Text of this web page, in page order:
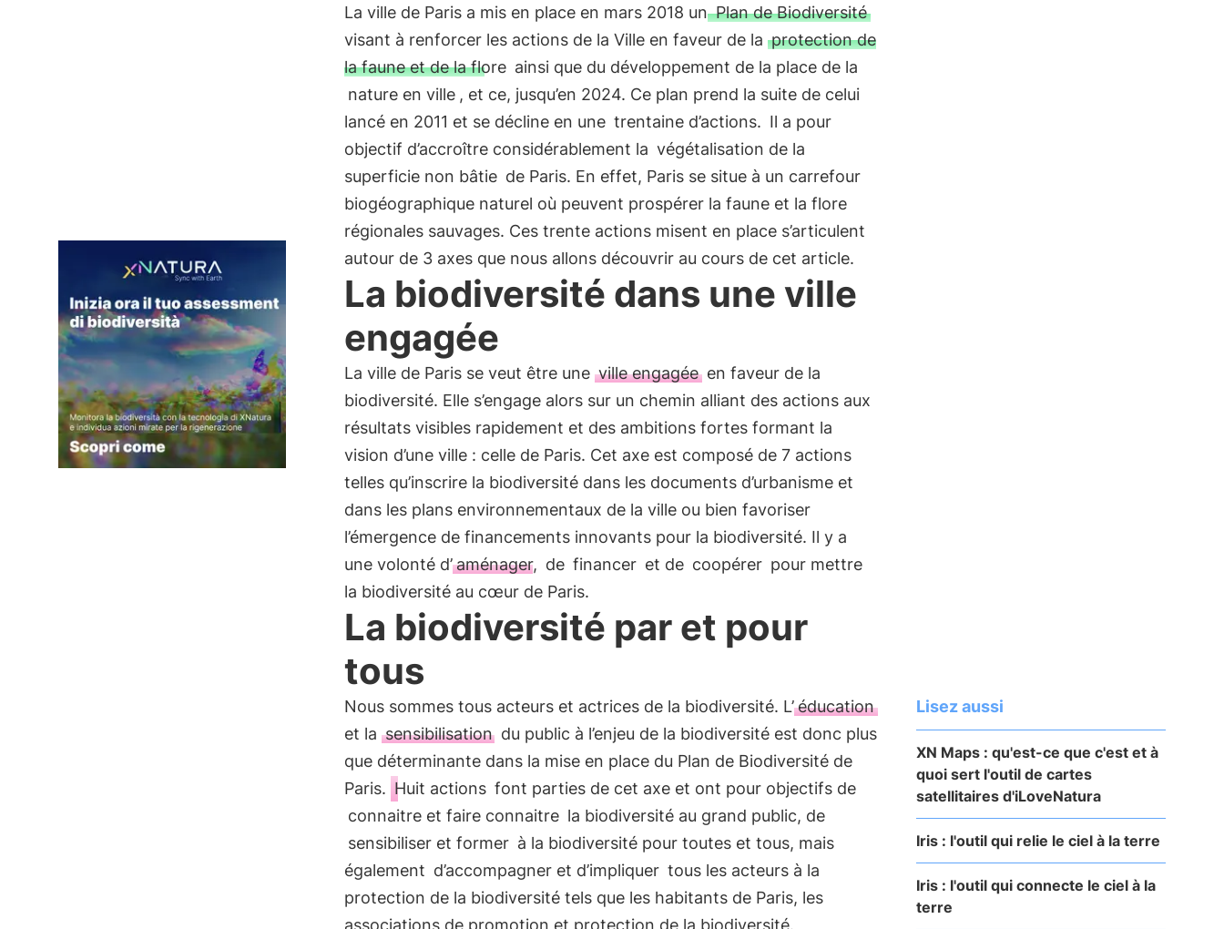
La ville de Paris a mis en place en mars 2018 un Plan de Biodiversité
visant à renforcer les actions de la Ville en faveur de la protection de
la faune et de la flore ainsi que du développement de la place de la
nature en ville , et ce, jusqu’en 2024. Ce plan prend la suite de celui
lancé en 2011 et se décline en une trentaine d’actions. Il a pour
objectif d’accroître considérablement la végétalisation de la
superficie non bâtie de Paris. En effet, Paris se situe à un carrefour
biogéographique naturel où peuvent prospérer la faune et la flore
régionales sauvages. Ces trente actions misent en place s’articulent
autour de 3 axes que nous allons découvrir au cours de cet article.
La biodiversité dans une ville
engagée
La ville de Paris se veut être une ville engagéeen faveur de la
biodiversité. Elle s’engage alors sur un chemin alliant des actions aux
résultats visibles rapidement et des ambitions fortes formant la
vision d’une ville : celle de Paris. Cet axe est composé de 7 actions
telles qu’inscrire la biodiversité dans les documents d’urbanisme et
dans les plans environnementaux de la ville ou bien favoriser
l’émergence de financements innovants pour la biodiversité. Il y a
une volonté d’aménager, de financer et de coopérer pour mettre
la biodiversité au cœur de Paris.
La biodiversité par et pour
tous
Nous sommes tous acteurs et actrices de la biodiversité. L’éducation
et la sensibilisation du public à l’enjeu de la biodiversité est donc plus
que déterminante dans la mise en place du Plan de Biodiversité de
Paris. Huit actions font parties de cet axe et ont pour objectifs de
connaitre et faire connaitre la biodiversité au grand public, de
sensibiliser et former à la biodiversité pour toutes et tous, mais
également d’accompagner et d’impliquer tous les acteurs à la
protection de la biodiversité tels que les habitants de Paris, les
associations de promotion et protection de la biodiversité.
Lisez aussi
XN Maps : qu'est-ce que c'est et à
quoi sert l'outil de cartes
satellitaires d'iLoveNatura
Iris : l'outil qui relie le ciel à la terre
Iris : l'outil qui connecte le ciel à la
terre